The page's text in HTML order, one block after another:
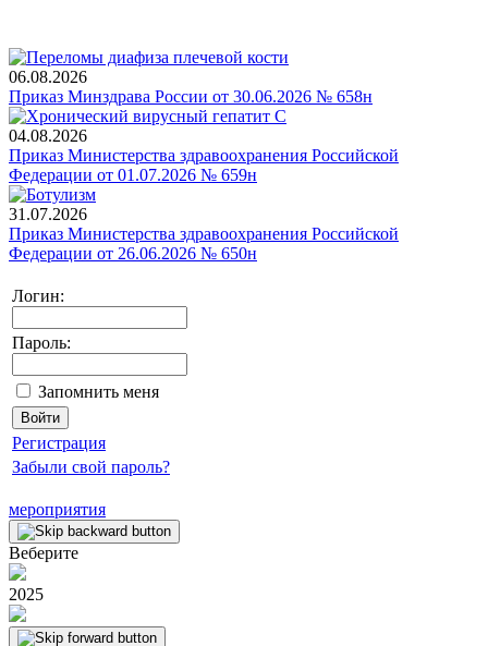
06.08.2026
Приказ Минздрава России от 30.06.2026 № 658н
04.08.2026
Приказ Министерства здравоохранения Российской
Федерации от 01.07.2026 № 659н
31.07.2026
Приказ Министерства здравоохранения Российской
Федерации от 26.06.2026 № 650н
Логин:
Пароль:
Запомнить меня
Регистрация
Забыли свой пароль?
мероприятия
Веберите
2025